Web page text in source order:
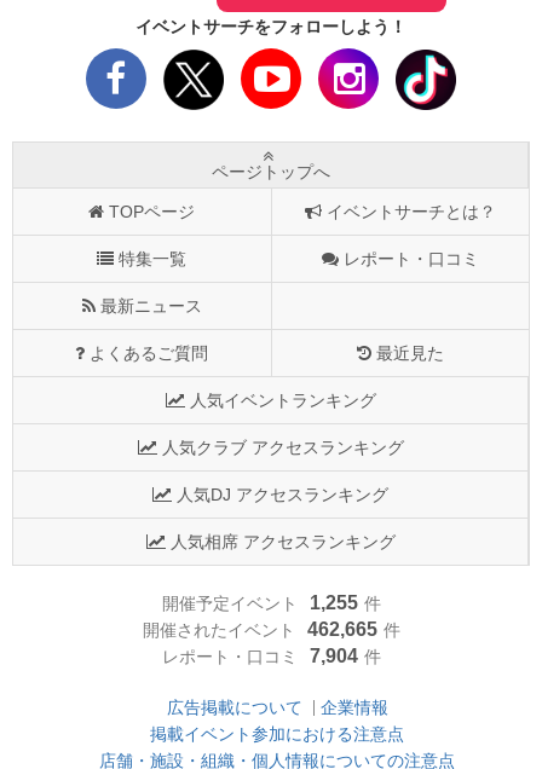
イベントサーチをフォローしよう！
ページトップへ
TOPページ イベントサーチとは？
特集一覧 レポート・口コミ
最新ニュース
よくあるご質問 最近見た
人気イベントランキング
人気クラブ アクセスランキング
人気DJ アクセスランキング
人気相席 アクセスランキング
開催予定イベント 1,255 件
開催されたイベント
462,665 件
レポート・口コミ
7,904 件
広告掲載について
企業情報
掲載イベント参加における注意点
店舗・施設・組織・個人情報についての注意点